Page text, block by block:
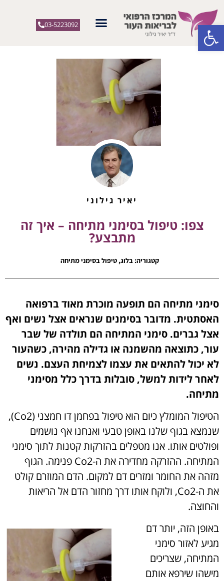
פתח סרגל נגישות 03-5223092
יאיר גילוני
צפו: טיפול בסימני מתיחה – איך זה
מתבצע?
קטגוריה: בלוג,טיפול בסימני מתיחה
סימני מתיחה הם תופעה מוכרת מאוד ברפואה
האסתטית. מדובר בסימנים שנראים אצל נשים ואף
אצל גברים. סימני המתיחה הם תולדה של שבר
עור, כתוצאה מהשמנה או גדילה מהירה, כשהעור
לא יכול להתאים את עצמו לצמיחת העצם. נשים
לאחר לידות למשל, סובלות בדרך כלל מסימני
מתיחה.
הטיפול המומלץ כיום הוא טיפול בפחמן דו חמצני (Co2),
שנמצא בגוף שלנו באופן טבעי ואנחנו אף נושמים
ופולטים אותו. אנו מטפלים בהזרקות קטנות לתוך סימני
המתיחה. ההזרקה מחדירה את ה-Co2 פנימה. הגוף
מזהה את החומר ומזרים דם למקום. הדם המוזרם קולט
את ה-Co2, ולוקח אותו דרך מחזור הדם אל הריאות
והחוצה.
באופן הזה, יותר דם
מגיע לאזור סימני
המתיחה, שצריכים
מישהו שירפא אותם